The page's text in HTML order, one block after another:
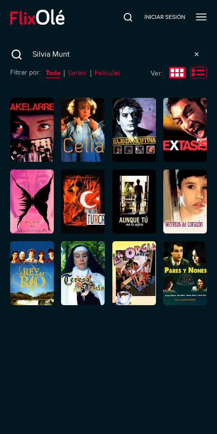
INICIAR SESIÓN
Search
Filtrar por: Todo Series Películas Ver: